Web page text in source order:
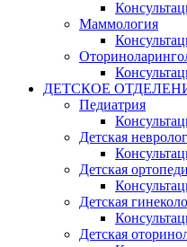
Маммология
ДЕТСКОЕ
Педиатрия
Детская
Детская
Детская
Детская